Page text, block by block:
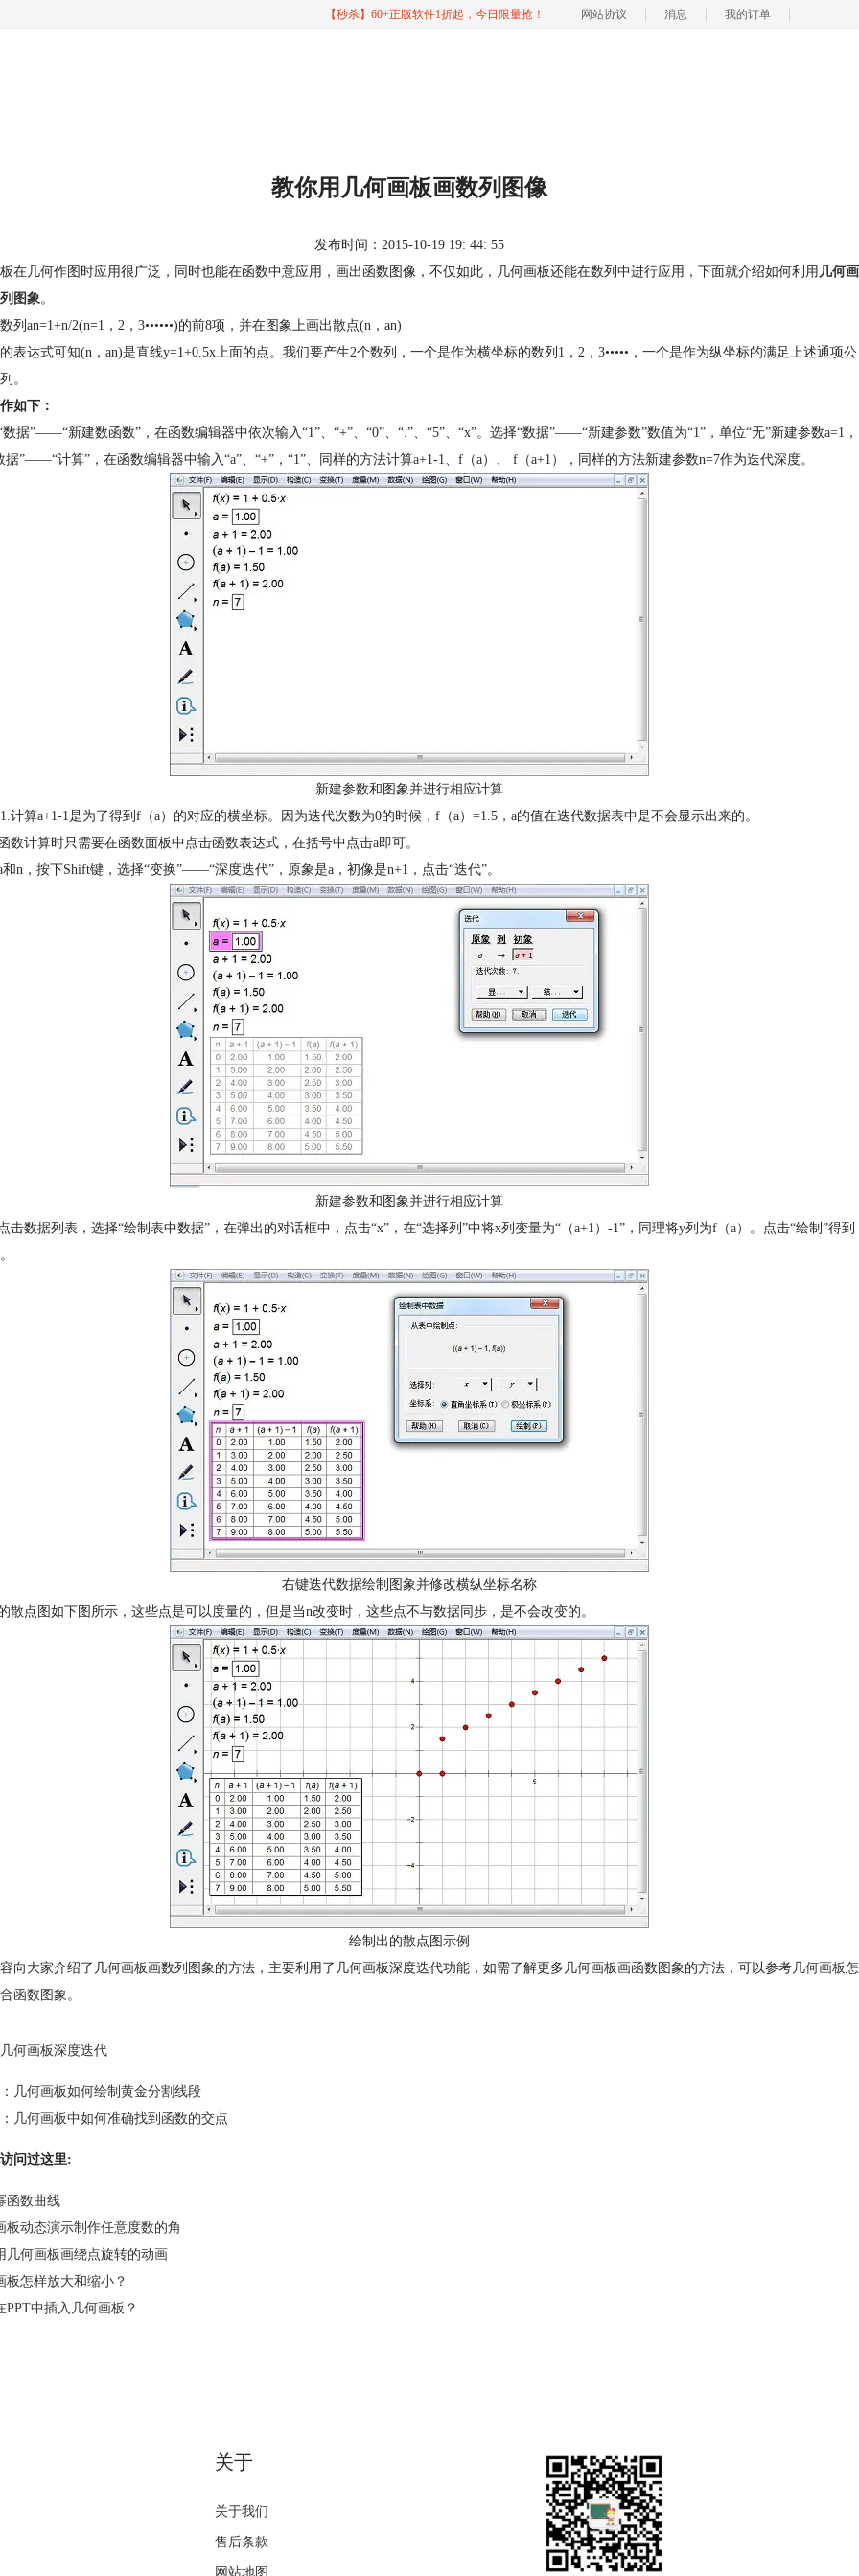
【秒杀】60+正版软件1折起，今日限量抢！ 网站协议 消息 我的订单
教你用几何画板画数列图像
发布时间：2015-10-19 19: 44: 55
在几何作图时应用很广泛，同时也能在函数中意应用，画出函数图像，不仅如此，几何画板还能在数列中进行应用，下面就介绍如何利用 几何画
图象。
列an=1+n/2(n=1，2，3••••••)的前8项，并在图象上画出散点(n，an)
表达式可知(n，an)是直线y=1+0.5x上面的点。我们要产生2个数列，一个是作为横坐标的数列1，2，3•••••，一个是作为纵坐标的满足上述通项公
。
如下：
数据”——“新建数函数”，在函数编辑器中依次输入“1”、“+”、“0”、“.”、“5”、“x”。选择“数据”——“新建参数”数值为“1”，单位“无”新建参数a=1，
据”——“计算”，在函数编辑器中输入“a”、“+”，“1”、同样的方法计算a+1-1、f（a）、 f（a+1），同样的方法新建参数n=7作为迭代深度。
新建参数和图象并进行相应计算
1.计算a+1-1是为了得到f（a）的对应的横坐标。因为迭代次数为0的时候，f（a）=1.5，a的值在迭代数据表中是不会显示出来的。
数计算时只需要在函数面板中点击函数表达式，在括号中点击a即可。
和n，按下Shift键，选择“变换”——“深度迭代”，原象是a，初像是n+1，点击“迭代”。
新建参数和图象并进行相应计算
击数据列表，选择“绘制表中数据”，在弹出的对话框中，点击“x”，在“选择列”中将x列变量为“（a+1）-1”，同理将y列为f（a）。点击“绘制”得到
右键迭代数据绘制图象并修改横纵坐标名称
散点图如下图所示，这些点是可以度量的，但是当n改变时，这些点不与数据同步，是不会改变的。
绘制出的散点图示例
向大家介绍了几何画板画数列图象的方法，主要利用了几何画板深度迭代功能，如需了解更多几何画板画函数图象的方法，可以参考几何画板怎
函数图象。
几何画板深度迭代
几何画板如何绘制黄金分割线段
几何画板中如何准确找到函数的交点
问过这里:
函数曲线
板动态演示制作任意度数的角
几何画板画绕点旋转的动画
板怎样放大和缩小？
PPT中插入几何画板？
关于
关于我们
售后条款
网站地图